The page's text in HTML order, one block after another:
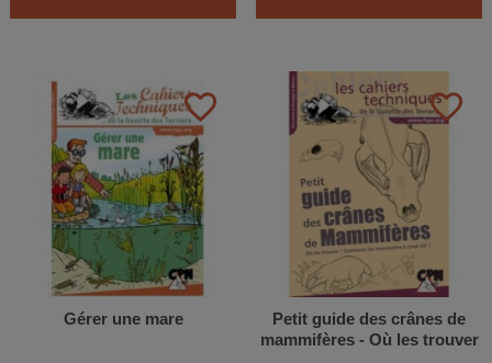
favorite_border
Gérer une mare
favorite_border
Petit guide des crânes de
mammifères - Où les trouver